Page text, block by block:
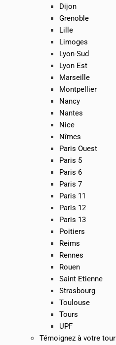
Dijon
Grenoble
Lille
Limoges
Lyon-Sud
Lyon Est
Marseille
Montpellier
Nancy
Nantes
Nice
Nîmes
Paris Ouest
Paris 5
Paris 6
Paris 7
Paris 11
Paris 12
Paris 13
Poitiers
Reims
Rennes
Rouen
Saint Etienne
Strasbourg
Toulouse
Tours
UPF
Témoignez à votre tour